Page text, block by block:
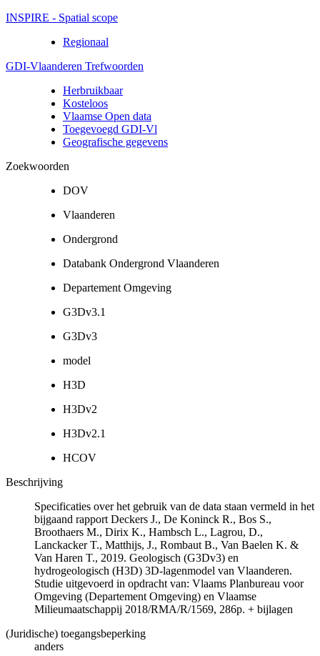
INSPIRE - Spatial scope
Regionaal
GDI-Vlaanderen Trefwoorden
Herbruikbaar
Kosteloos
Vlaamse Open data
Toegevoegd GDI-Vl
Geografische gegevens
Zoekwoorden
DOV
Vlaanderen
Ondergrond
Databank Ondergrond Vlaanderen
Departement Omgeving
G3Dv3.1
G3Dv3
model
H3D
H3Dv2
H3Dv2.1
HCOV
Beschrijving
Specificaties over het gebruik van de data staan vermeld in het
bijgaand rapport Deckers J., De Koninck R., Bos S.,
Broothaers M., Dirix K., Hambsch L., Lagrou, D.,
Lanckacker T., Matthijs, J., Rombaut B., Van Baelen K. &
Van Haren T., 2019. Geologisch (G3Dv3) en
hydrogeologisch (H3D) 3D-lagenmodel van Vlaanderen.
Studie uitgevoerd in opdracht van: Vlaams Planbureau voor
Omgeving (Departement Omgeving) en Vlaamse
Milieumaatschappij 2018/RMA/R/1569, 286p. + bijlagen
(Juridische) toegangsbeperking
anders